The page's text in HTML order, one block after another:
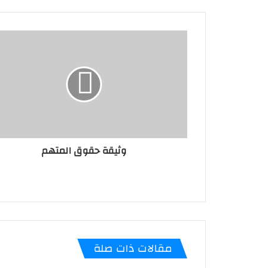
وثيقة حقوق المتهم
مقالات ذات صلة